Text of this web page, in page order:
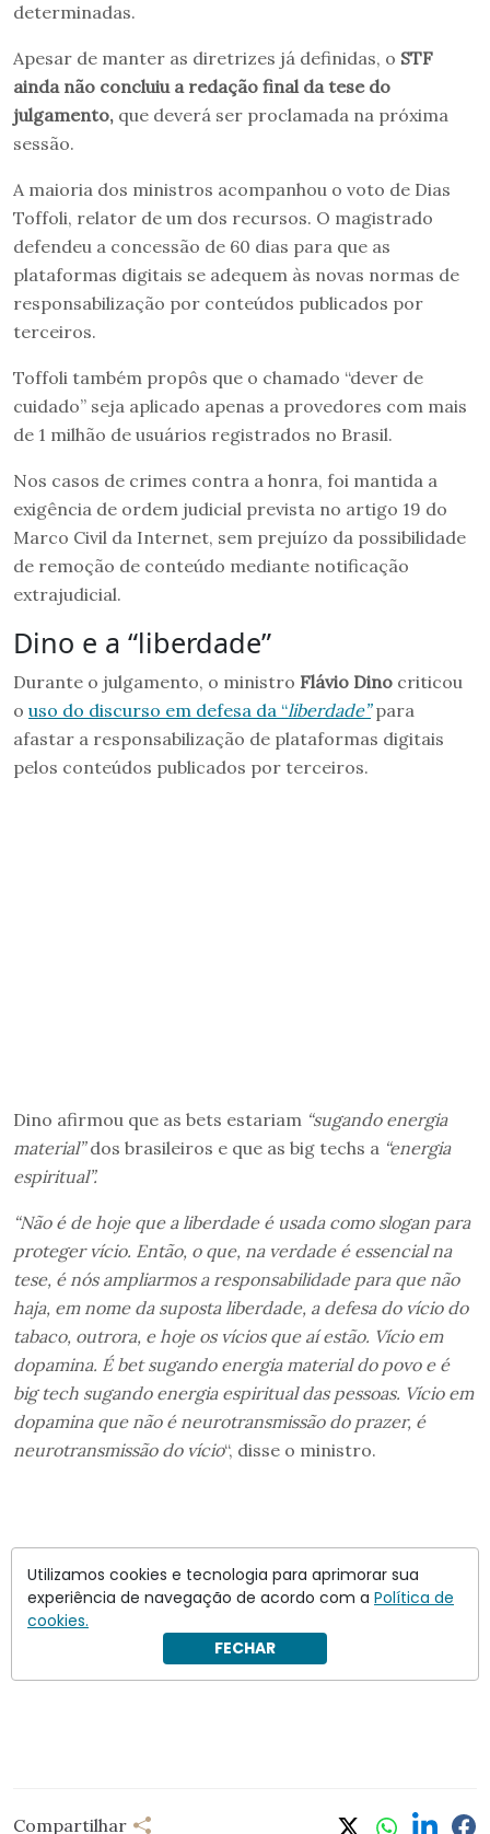
determinadas.
Apesar de manter as diretrizes já definidas, o STF
ainda não concluiu a redação final da tese do
julgamento, que deverá ser proclamada na próxima
sessão.
A maioria dos ministros acompanhou o voto de Dias
Toffoli, relator de um dos recursos. O magistrado
defendeu a concessão de 60 dias para que as
plataformas digitais se adequem às novas normas de
responsabilização por conteúdos publicados por
terceiros.
Toffoli também propôs que o chamado “dever de
cuidado” seja aplicado apenas a provedores com mais
de 1 milhão de usuários registrados no Brasil.
Nos casos de crimes contra a honra, foi mantida a
exigência de ordem judicial prevista no artigo 19 do
Marco Civil da Internet, sem prejuízo da possibilidade
de remoção de conteúdo mediante notificação
extrajudicial.
Dino e a “liberdade”
Durante o julgamento, o ministro Flávio Dino criticou
o uso do discurso em defesa da “liberdade”para
afastar a responsabilização de plataformas digitais
pelos conteúdos publicados por terceiros.
Dino afirmou que as bets estariam “sugando energia
material”dos brasileiros e que as big techs a “energia
espiritual”.
“Não é de hoje que a liberdade é usada como slogan para
proteger vício. Então, o que, na verdade é essencial na
tese, é nós ampliarmos a responsabilidade para que não
haja, em nome da suposta liberdade, a defesa do vício do
tabaco, outrora, e hoje os vícios que aí estão. Vício em
dopamina. É bet sugando energia material do povo e é
big tech sugando energia espiritual das pessoas. Vício em
dopamina que não é neurotransmissão do prazer, é
neurotransmissão do vício“, disse o ministro.
Compartilhar
Utilizamos cookies e tecnologia para aprimorar sua
experiência de navegação de acordo com a Política de
cookies.
FECHAR